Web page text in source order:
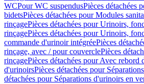
WCPour WC suspendusPièces détachées
bidetsPièces détachées pour Modules
rinçagePièces détachées pour Urinoirs,
rinçagePièces détachées pour Urinoirs,
commande d'urinoir intégréePièces
rinçage, avec / pour couverclePièces
rinçagePièces détachées pour Avec rebord
d'urinoirsPièces détachées pour
détachées pour Séparations d'urinoirs en